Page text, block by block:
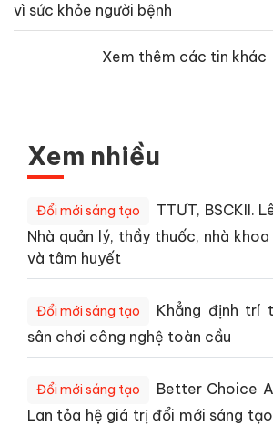
vì sức khỏe người bệnh
Xem thêm các tin khác
Xem nhiều
Đổi mới sáng tạo
TTƯT, BSCKII.
Nhà quản lý, thầy thuốc, nhà
và tâm huyết
Đổi mới sáng tạo
Khẳng định trí
sân chơi công nghệ toàn cầu
Đổi mới sáng tạo
Better Choice
Lan tỏa hệ giá trị đổi mới sáng